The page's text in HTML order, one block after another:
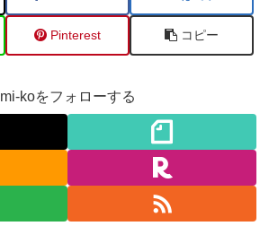
Pinterest コピー
mi-koをフォローする